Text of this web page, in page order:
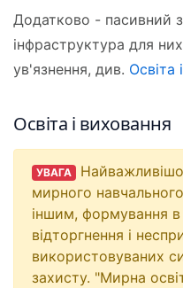
Додатково - пасивний
інфраструктура для
ув'язнення, див. Освіта
Освіта і виховання
УВАГА
мирного
іншим, формування в
відторгнення і
використовуваних
захисту. "Мирна